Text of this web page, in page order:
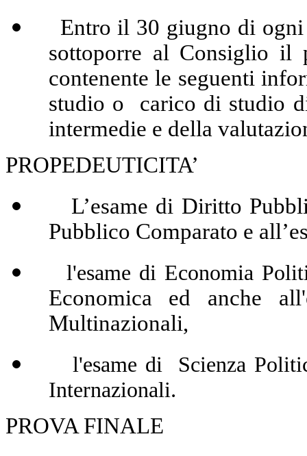
Entro il 30 giugno di ogni
sottoporre al Consiglio il
contenente le seguenti
studio o carico di studio
intermedie e della
PROPEDEUTICITA’
L’esame di Diritto
Pubblico Comparato e
l'esame di Economia
Economica ed anche
Multinazionali,
l'esame di Scienza
Internazionali.
PROVA FINALE